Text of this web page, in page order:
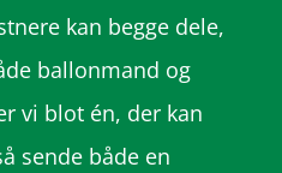
kan begge dele,
ballonmand og
vi blot én, der kan
sende både en